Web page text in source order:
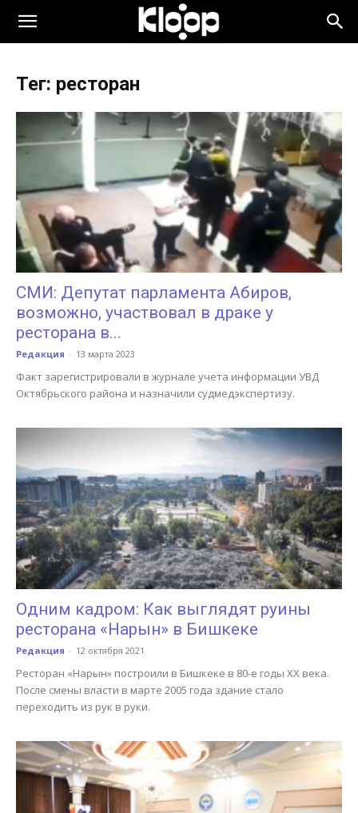
KLOOP.KG
Новости
Кыргызстана
Тег: ресторан
СМИ: Депутат парламента Абиров,
возможно, участвовал в драке у
ресторана в...
Редакция - 13 марта 2023
Факт зарегистрировали в журнале учета информации УВД
Октябрьского района и назначили судмедэкспертизу.
Одним кадром: Как выглядят руины
ресторана «Нарын» в Бишкеке
Редакция - 12 октября 2021
Ресторан «Нарын» построили в Бишкеке в 80-е годы XX века.
После смены власти в марте 2005 года здание стало
переходить из рук в руки.